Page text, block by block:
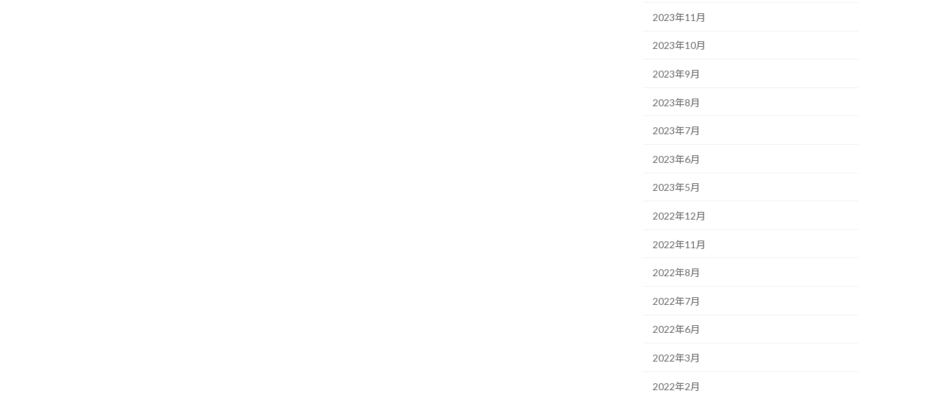
2023年11月
2023年10月
2023年9月
2023年8月
2023年7月
2023年6月
2023年5月
2022年12月
2022年11月
2022年8月
2022年7月
2022年6月
2022年3月
2022年2月